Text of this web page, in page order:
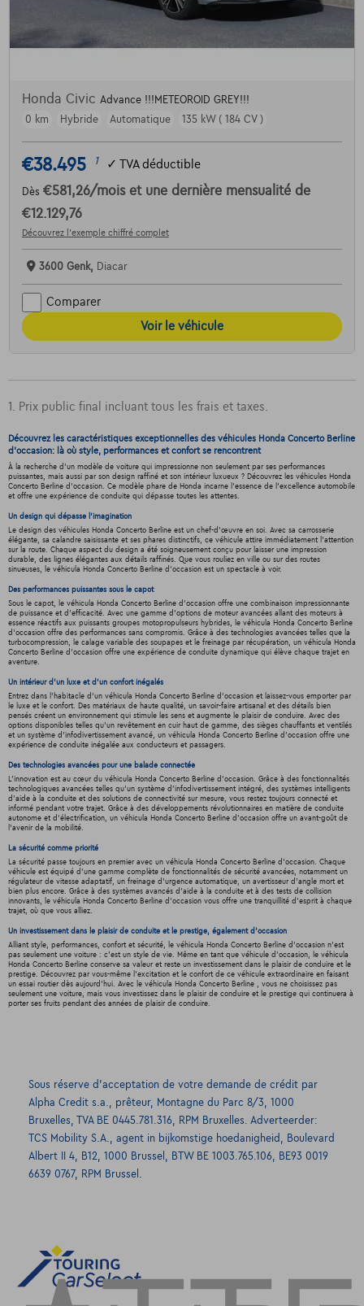
Honda Civic Advance !!!METEOROID GREY!!!
0 km
Hybride Automatique 135 kW ( 184 CV )
€38.495 1 ✓ TVA déductible
Dès €581,26/mois et une dernière mensualité de
€12.129,76
Découvrez l’exemple chiffré complet
3600 Genk, Diacar
Comparer
Voir le véhicule
1. Prix public final incluant tous les frais et taxes.
Découvrez les caractéristiques exceptionnelles des véhicules Honda Concerto Berline
d'occasion: là où style, performances et confort se rencontrent
À la recherche d'un modèle de voiture qui impressionne non seulement par ses performances
puissantes, mais aussi par son design raffiné et son intérieur luxueux ? Découvrez les véhicules Honda
Concerto Berline d'occasion. Ce modèle phare de Honda incarne l'essence de l'excellence automobile
et offre une expérience de conduite qui dépasse toutes les attentes.
Un design qui dépasse l'imagination
Le design des véhicules Honda Concerto Berline est un chef-d'œuvre en soi. Avec sa carrosserie
élégante, sa calandre saisissante et ses phares distinctifs, ce véhicule attire immédiatement l'attention
sur la route. Chaque aspect du design a été soigneusement conçu pour laisser une impression
durable, des lignes élégantes aux détails raffinés. Que vous rouliez en ville ou sur des routes
sinueuses, le véhicula Honda Concerto Berline d'occasion est un spectacle à voir.
Des performances puissantes sous le capot
Sous le capot, le véhicula Honda Concerto Berline d'occasion offre une combinaison impressionnante
de puissance et d'efficacité. Avec une gamme d'options de moteur avancées allant des moteurs à
essence réactifs aux puissants groupes motopropulseurs hybrides, le véhicula Honda Concerto Berline
d'occasion offre des performances sans compromis. Grâce à des technologies avancées telles que la
turbocompression, le calage variable des soupapes et le freinage par récupération, un véhicula Honda
Concerto Berline d'occasion offre une expérience de conduite dynamique qui élève chaque trajet en
aventure.
Un intérieur d’un luxe et d’un confort inégalés
Entrez dans l'habitacle d'un véhicula Honda Concerto Berline d'occasion et laissez-vous emporter par
le luxe et le confort. Des matériaux de haute qualité, un savoir-faire artisanal et des détails bien
pensés créent un environnement qui stimule les sens et augmente le plaisir de conduire. Avec des
options disponibles telles qu'un revêtement en cuir haut de gamme, des sièges chauffants et ventilés
et un système d'infodivertissement avancé, un véhicula Honda Concerto Berline d'occasion offre une
expérience de conduite inégalée aux conducteurs et passagers.
Des technologies avancées pour une balade connectée
L'innovation est au cœur du véhicula Honda Concerto Berline d'occasion. Grâce à des fonctionnalités
technologiques avancées telles qu'un système d'infodivertissement intégré, des systèmes intelligents
d'aide à la conduite et des solutions de connectivité sur mesure, vous restez toujours connecté et
informé pendant votre trajet. Grâce à des développements révolutionnaires en matière de conduite
autonome et d'électrification, un véhicula Honda Concerto Berline d'occasion offre un avant-goût de
l'avenir de la mobilité.
La sécurité comme priorité
La sécurité passe toujours en premier avec un véhicula Honda Concerto Berline d'occasion. Chaque
véhicule est équipé d'une gamme complète de fonctionnalités de sécurité avancées, notamment un
régulateur de vitesse adaptatif, un freinage d'urgence automatique, un avertisseur d'angle mort et
bien plus encore. Grâce à des systèmes avancés d'aide à la conduite et à des tests de collision
innovants, le véhicula Honda Concerto Berline d'occasion vous offre une tranquillité d'esprit à chaque
trajet, où que vous alliez.
Un investissement dans le plaisir de conduite et le prestige, également d'occasion
Alliant style, performances, confort et sécurité, le véhicula Honda Concerto Berline d'occasion n'est
pas seulement une voiture : c'est un style de vie. Même en tant que véhicule d'occasion, le véhicula
Honda Concerto Berline conserve sa valeur et reste un investissement dans le plaisir de conduire et le
prestige. Découvrez par vous-même l'excitation et le confort de ce véhicule extraordinaire en faisant
un essai routier dès aujourd'hui. Avec le véhicula Honda Concerto Berline , vous ne choisissez pas
seulement une voiture, mais vous investissez dans le plaisir de conduire et le prestige qui continuera à
porter ses fruits pendant des années de plaisir de conduire.
Sous réserve d’acceptation de votre demande de crédit par
Alpha Credit s.a., prêteur, Montagne du Parc 8/3, 1000
Bruxelles, TVA BE 0445.781.316, RPM Bruxelles. Adverteerder:
TCS Mobility S.A., agent in bijkomstige hoedanigheid, Boulevard
Albert II 4, B12, 1000 Brussel, BTW BE 1003.765.106, BE93 0019
6639 0767, RPM Brussel.